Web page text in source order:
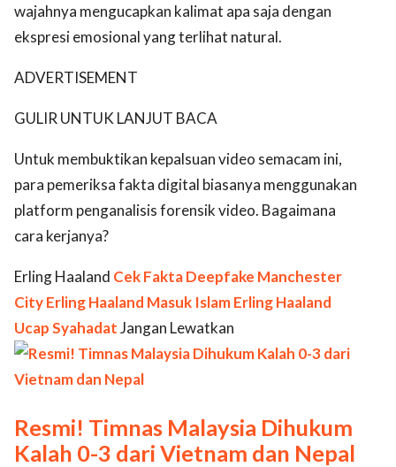
wajahnya mengucapkan kalimat apa saja dengan
ekspresi emosional yang terlihat natural.
ADVERTISEMENT
GULIR UNTUK LANJUT BACA
Untuk membuktikan kepalsuan video semacam ini,
para pemeriksa fakta digital biasanya menggunakan
platform penganalisis forensik video. Bagaimana
cara kerjanya?
Erling Haaland Cek FaktaDeepfake Manchester
CityErling Haaland Masuk IslamErling Haaland
Ucap SyahadatJangan Lewatkan
Resmi! Timnas Malaysia Dihukum
Kalah 0-3 dari Vietnam dan Nepal